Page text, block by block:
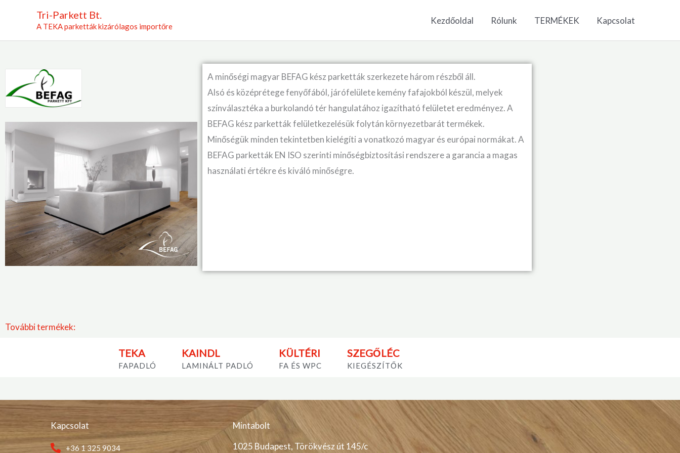
content
Tri-Parkett Bt.
A TEKA parketták kizárólagos importőre
Kezdőoldal Rólunk TERMÉKEK Kapcsolat
A minőségi magyar BEFAG kész parketták szerkezete három részből áll.
Alsó és középrétege fenyőfából, járófelülete kemény fafajok­ból készül, melyek
színválasztéka a burkolandó tér hangulatához igazítható felületet eredményez. A
BEFAG kész parketták felületkezelésük folytán környezetbarát termékek.
Minőségük minden tekintetben kielégíti a vonatkozó magyar és európai normákat. A
BEFAG parketták EN ISO szerinti minőségbiztosítási rendszere a garancia a magas
használati értékre és kiváló minőségre.
További termékek:
TEKA
FAPADLÓ
KAINDL
LAMINÁLT PADLÓ
KÜLTÉRI
FA ÉS WPC
SZEGŐLÉC
KIEGÉSZÍTŐK
Kapcsolat
+36 1 325 9034
Mintabolt
1025 Budapest, Törökvész út 145/c